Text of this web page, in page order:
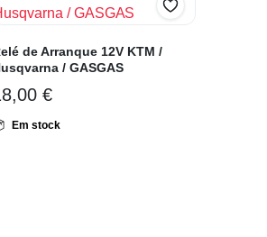
de Arranque 12V KTM /
/ GASGAS
€
Em stock